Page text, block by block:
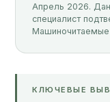
Апрель 2026.
специалист
КЛЮЧЕВЫЕ